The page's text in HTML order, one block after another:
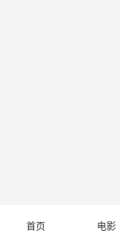
首页 电影